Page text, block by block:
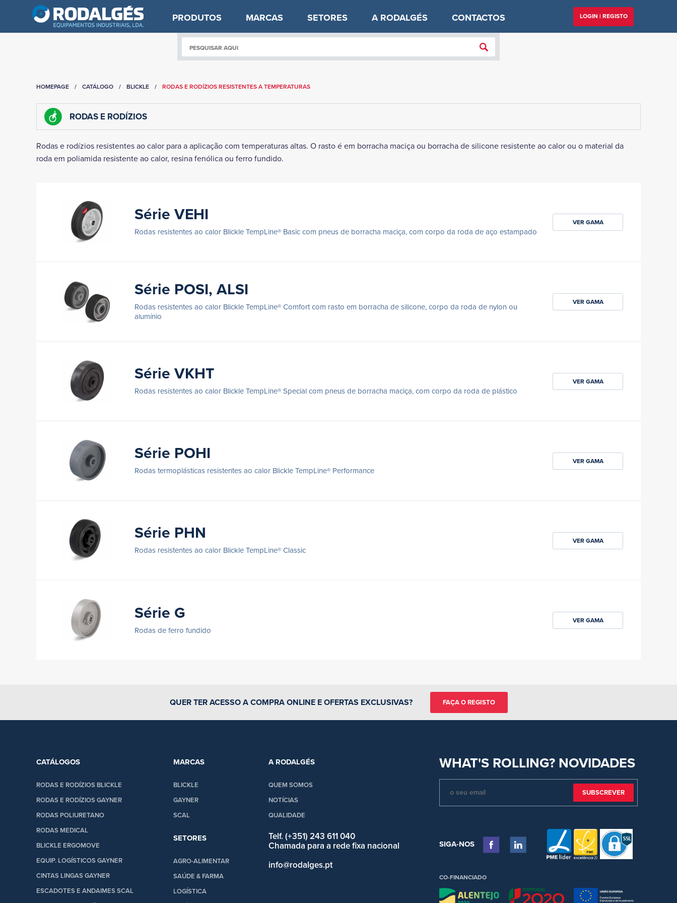
PRODUTOS MARCAS SETORES A RODALGÉS CONTACTOS LOGIN | REGISTO
HOMEPAGE CATÁLOGO BLICKLE RODAS E RODÍZIOS RESISTENTES A TEMPERATURAS
RODAS E RODÍZIOS
Rodas e rodízios resistentes ao calor para a aplicação com temperaturas altas. O rasto é em borracha maciça ou borracha de silicone resistente ao calor ou o material da
roda em poliamida resistente ao calor, resina fenólica ou ferro fundido.
Série VEHI
Rodas resistentes ao calor Blickle TempLine® Basic com pneus de borracha maciça, com corpo da roda de aço estampado
VER GAMA
Série POSI, ALSI
Rodas resistentes ao calor Blickle TempLine® Comfort com rasto em borracha de silicone, corpo da roda de nylon ou
alumínio
VER GAMA
Série VKHT
Rodas resistentes ao calor Blickle TempLine® Special com pneus de borracha maciça, com corpo da roda de plástico
VER GAMA
Série POHI
Rodas termoplásticas resistentes ao calor Blickle TempLine® Performance
VER GAMA
Série PHN
Rodas resistentes ao calor Blickle TempLine® Classic
VER GAMA
Série G
Rodas de ferro fundido
VER GAMA
QUER TER ACESSO A COMPRA ONLINE E OFERTAS EXCLUSIVAS? FAÇA O REGISTO
CATÁLOGOS
RODAS E RODÍZIOS BLICKLE
RODAS E RODÍZIOS GAYNER
RODAS POLIURETANO
RODAS MEDICAL
BLICKLE ERGOMOVE
EQUIP. LOGÍSTICOS GAYNER
CINTAS LINGAS GAYNER
ESCADOTES E ANDAIMES SCAL
MARCAS
BLICKLE
GAYNER
SCAL
SETORES
AGRO-ALIMENTAR
SAÚDE & FARMA
LOGÍSTICA
A RODALGÉS
QUEM SOMOS
NOTÍCIAS
QUALIDADE
Telf. (+351) 243 611 040
Chamada para a rede fixa nacional
info@rodalges.pt
WHAT'S ROLLING? NOVIDADES
SIGA-NOS
CO-FINANCIADO